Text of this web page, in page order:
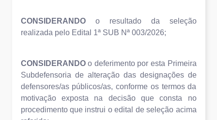
CONSIDERANDOo resultado da seleção
realizada pelo Edital 1ª SUB Nª 003/2026;
CONSIDERANDOo deferimento por esta Primeira
Subdefensoria de alteração das designações de
defensores/as públicos/as, conforme os termos da
motivação exposta na decisão que consta no
procedimento que instrui o edital de seleção acima